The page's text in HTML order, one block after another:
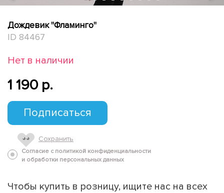
Дождевик "Фламинго"
ID 84467
Нет в наличии
1 190 p.
Подписаться
Сохранить
Согласие с политикой конфиденциальности
и обработки персональных данных
Чтобы купить в розницу, ищите нас на всех